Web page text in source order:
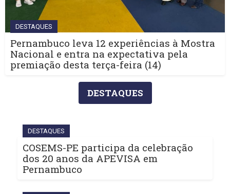
DESTAQUES
Pernambuco leva 12 experiências à Mostra
Nacional e entra na expectativa pela
premiação desta terça-feira (14)
DESTAQUES
DESTAQUES
COSEMS-PE participa da celebração
dos 20 anos da APEVISA em
Pernambuco